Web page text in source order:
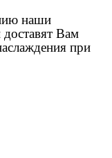
наши
Вам
при